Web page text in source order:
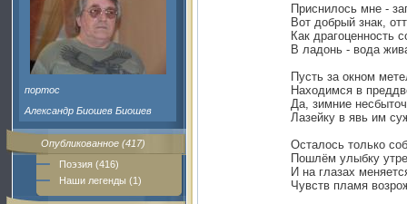
портос
Александр Биошев Биошев
Опубликованное (417)
Поэзия (416)
Наши легенды (1)
Приснилось мне -
Вот добрый знак,
Как драгоценность
В ладонь - вода
Пусть за окном
Находимся в
Да, зимние
Лазейку в явь им
Осталось только
Пошлём улыбку
И на глазах
Чувств пламя